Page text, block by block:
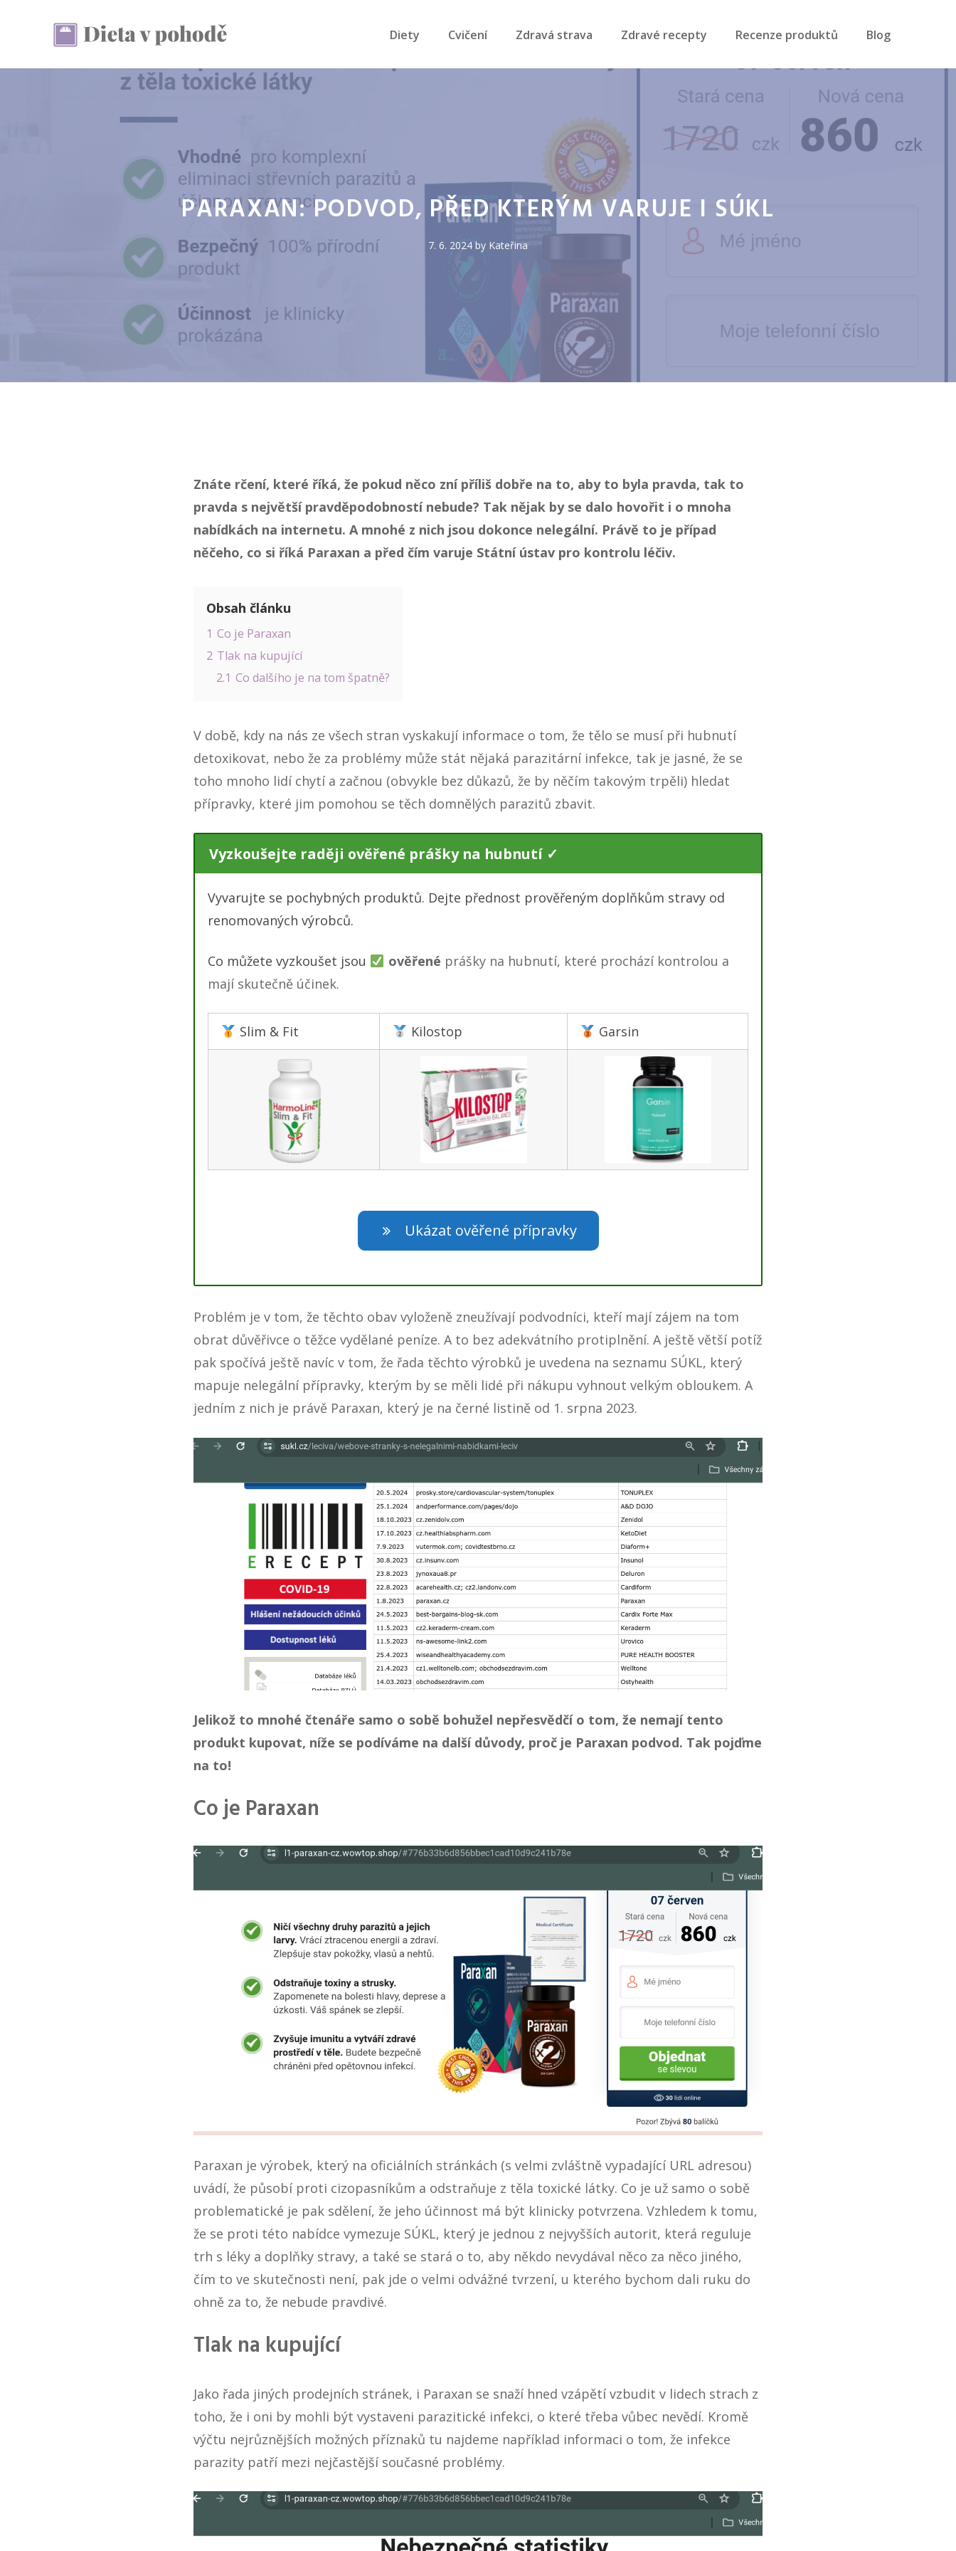
Diety Cvičení Zdravá strava Zdravé recepty Recenze produktů Blog
PARAXAN: PODVOD, PŘED KTERÝM VARUJE I SÚKL
7. 6. 2024 by Kateřina
Znáte rčení, které říká, že pokud něco zní příliš dobře na to, aby to byla pravda, tak to
pravda s největší pravděpodobností nebude? Tak nějak by se dalo hovořit i o mnoha
nabídkách na internetu. A mnohé z nich jsou dokonce nelegální. Právě to je případ
něčeho, co si říká Paraxan a před čím varuje Státní ústav pro kontrolu léčiv.
Obsah článku
1 Co je Paraxan
2 Tlak na kupující
2.1 Co dalšího je na tom špatně?
V době, kdy na nás ze všech stran vyskakují informace o tom, že tělo se musí při hubnutí
detoxikovat, nebo že za problémy může stát nějaká parazitární infekce, tak je jasné, že se
toho mnoho lidí chytí a začnou (obvykle bez důkazů, že by něčím takovým trpěli) hledat
přípravky, které jim pomohou se těch domnělých parazitů zbavit.
Vyzkoušejte raději ověřené prášky na hubnutí ✓
Vyvarujte se pochybných produktů. Dejte přednost prověřeným doplňkům stravy od
renomovaných výrobců.
Co můžete vyzkoušet jsou ověřené prášky na hubnutí, které prochází kontrolou a
mají skutečně účinek.
Slim & Fit Kilostop Garsin
Ukázat ověřené přípravky
Problém je v tom, že těchto obav vyloženě zneužívají podvodníci, kteří mají zájem na tom
obrat důvěřivce o těžce vydělané peníze. A to bez adekvátního protiplnění. A ještě větší potíž
pak spočívá ještě navíc v tom, že řada těchto výrobků je uvedena na seznamu SÚKL, který
mapuje nelegální přípravky, kterým by se měli lidé při nákupu vyhnout velkým obloukem. A
jedním z nich je právě Paraxan, který je na černé listině od 1. srpna 2023.
Jelikož to mnohé čtenáře samo o sobě bohužel nepřesvědčí o tom, že nemají tento
produkt kupovat, níže se podíváme na další důvody, proč je Paraxan podvod. Tak pojďme
na to!
Co je Paraxan
Paraxan je výrobek, který na oficiálních stránkách (s velmi zvláštně vypadající URL adresou)
uvádí, že působí proti cizopasníkům a odstraňuje z těla toxické látky. Co je už samo o sobě
problematické je pak sdělení, že jeho účinnost má být klinicky potvrzena. Vzhledem k tomu,
že se proti této nabídce vymezuje SÚKL, který je jednou z nejvyšších autorit, která reguluje
trh s léky a doplňky stravy, a také se stará o to, aby někdo nevydával něco za něco jiného,
čím to ve skutečnosti není, pak jde o velmi odvážné tvrzení, u kterého bychom dali ruku do
ohně za to, že nebude pravdivé.
Tlak na kupující
Jako řada jiných prodejních stránek, i Paraxan se snaží hned vzápětí vzbudit v lidech strach z
toho, že i oni by mohli být vystaveni parazitické infekci, o které třeba vůbec nevědí. Kromě
výčtu nejrůznějších možných příznaků tu najdeme například informaci o tom, že infekce
parazity patří mezi nejčastější současné problémy.